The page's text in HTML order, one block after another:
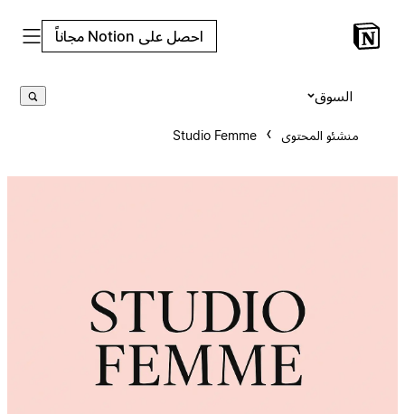
احصل على Notion مجاناً
منشئو المحتوى Studio Femme